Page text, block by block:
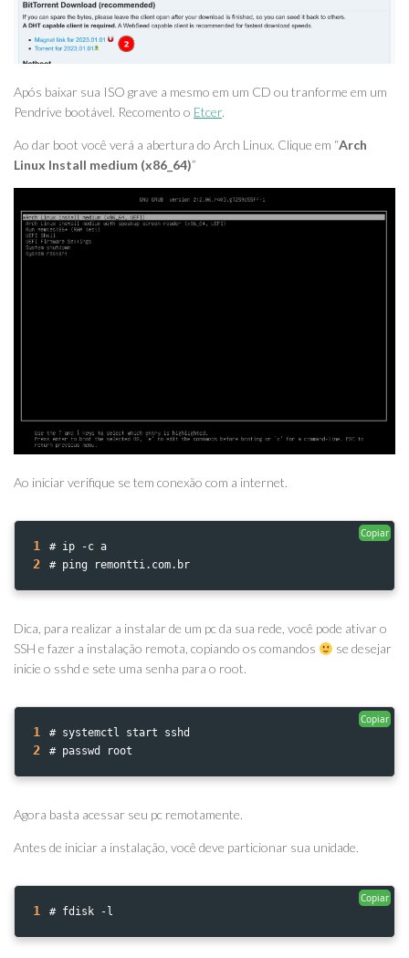
Após baixar sua ISO grave a mesmo em um CD ou tranforme em um
Pendrive bootável. Recomento o Etcer.
Ao dar boot você verá a abertura do Arch Linux. Clique em “Arch
Linux Install medium (x86_64)”
Ao iniciar verifique se tem conexão com a internet.
1 # ip -c a
2 # ping remontti.com.br
Copiar
Dica, para realizar a instalar de um pc da sua rede, você pode ativar o
SSH e fazer a instalação remota, copiando os comandos
se desejar
inicie o sshd e sete uma senha para o root.
1 # systemctl start sshd
2 # passwd root
Copiar
Agora basta acessar seu pc remotamente.
Antes de iniciar a instalação, você deve particionar sua unidade.
1 # fdisk -l
Copiar